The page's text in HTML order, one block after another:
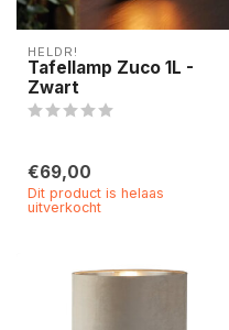
HELDR!
Tafellamp Zuco 1L -
Zwart
€69,00
Dit product is helaas
uitverkocht